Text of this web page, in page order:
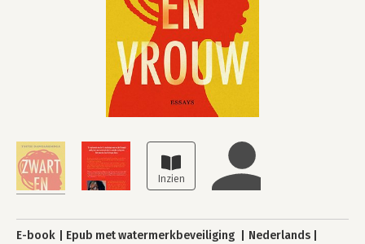
E-book Epub met watermerkbeveiliging
Nederlands